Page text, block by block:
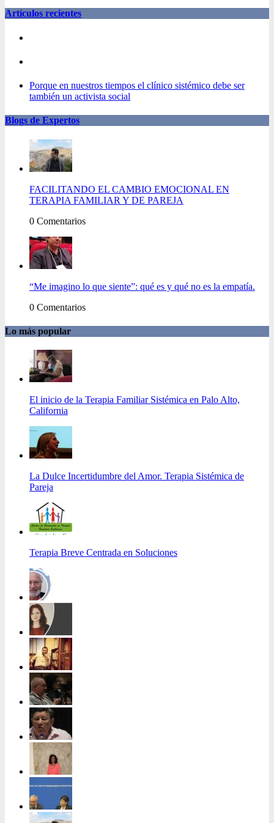
Artículos recientes
Porque en nuestros tiempos el clínico sistémico debe ser
también un activista social
Blogs de Expertos
FACILITANDO EL CAMBIO EMOCIONAL EN
TERAPIA FAMILIAR Y DE PAREJA
0 Comentarios
“Me imagino lo que siente”: qué es y qué no es la empatía.
0 Comentarios
Lo más popular
El inicio de la Terapia Familiar Sistémica en Palo Alto,
California
La Dulce Incertidumbre del Amor. Terapia Sistémica de
Pareja
Terapia Breve Centrada en Soluciones